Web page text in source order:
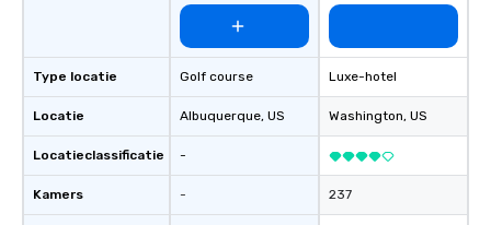
Type locatie
Locatie
Locatieclassificatie
Kamers
Golf course
Albuquerque, US
-
-
Luxe-hotel
Washington, US
237